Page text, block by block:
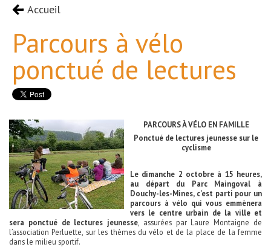
Accueil
Parcours à vélo
ponctué de lectures
PARCOURS À VÉLO EN FAMILLE
Ponctué de lectures jeunesse sur le
cyclisme
Le dimanche 2 octobre à 15 heures,
au départ du Parc Maingoval à
Douchy-les-Mines, c’est parti pour un
parcours à vélo qui vous emmènera
vers le centre urbain de la ville et
sera ponctué de lectures jeunesse , assurées par Laure Montaigne de
l’association Perluette, sur les thèmes du vélo et de la place de la femme
dans le milieu sportif.